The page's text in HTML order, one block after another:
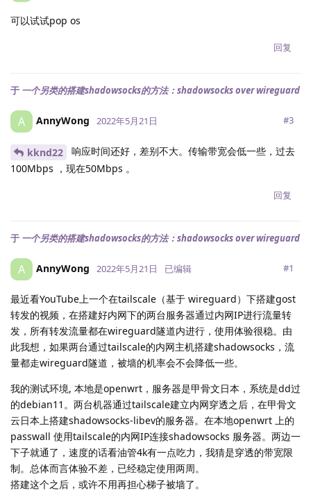
可以试试pop os
回复
于 一个另类的搭建shadowsocks的方法：shadowsocks over wireguard
A AnnyWong 2022年5月21日 #3
kknd22
响应时间还好，差别不大。传输带宽会低一些，过去
100Mbps ，现在50Mbps 。
回复
于 一个另类的搭建shadowsocks的方法：shadowsocks over wireguard
A AnnyWong 2022年5月21日 已编辑 #1
最近看YouTube上一个在tailscale（基于 wireguard）下搭建gost
转发的视频，在搭建好内网下的两台服务器通过内网IP进行流量转
发，所有转发流量都在wireguard隧道内进行，使用体验很稳。由
此我想，如果两台通过tailscale的内网主机搭建shadowsocks，流
量都走wireguard隧道，被墙的机率会不会降低一些。
我的测试环境, 本地是openwrt，服务器是甲骨文日本，系统是dd过
的debian11。两台机器通过tailscale建立内网穿透之后，在甲骨文
云日本上搭建shadowsocks-libev的服务器。在本地openwrt 上的
passwall 使用tailscale的内网IP连接shadowsocks 服务器。两边一
下子就通了，速度的话看油管4k有一点吃力，我猜是穿透的带宽限
制。总体而言体验不差，已经稳定使用两周。
搭建这个之后，或许不用再担心梯子被墙了。